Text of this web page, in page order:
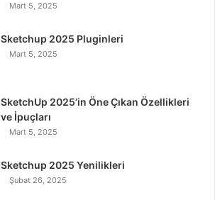
b
e
r
m
Mart 5, 2025
Sketchup 2025 Pluginleri
Mart 5, 2025
SketchUp 2025’in Öne Çıkan Özellikleri
ve İpuçları
Mart 5, 2025
Sketchup 2025 Yenilikleri
Şubat 26, 2025